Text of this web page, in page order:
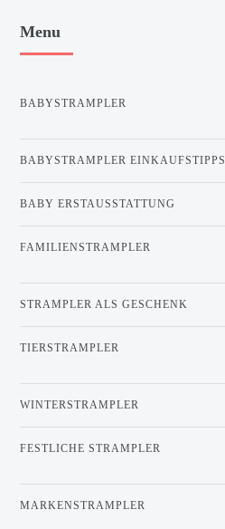
Menu
BABYSTRAMPLER
BABYSTRAMPLER EINKAUFSTIPPS
BABY ERSTAUSSTATTUNG
FAMILIENSTRAMPLER
STRAMPLER ALS GESCHENK
TIERSTRAMPLER
WINTERSTRAMPLER
FESTLICHE STRAMPLER
MARKENSTRAMPLER